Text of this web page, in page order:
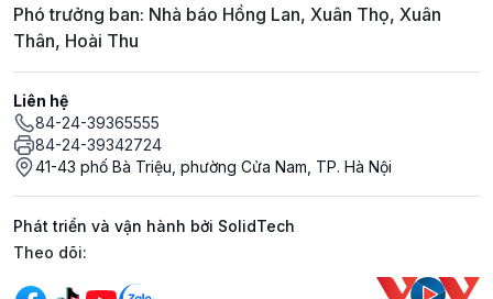
Phó trưởng ban: Nhà báo Hồng Lan, Xuân Thọ, Xuân
Thân, Hoài Thu
Liên hệ
84-24-39365555
84-24-39342724
41-43 phố Bà Triệu, phường Cửa Nam, TP. Hà Nội
Phát triển và vận hành bởi SolidTech
Mạng xã hội
Theo dõi: